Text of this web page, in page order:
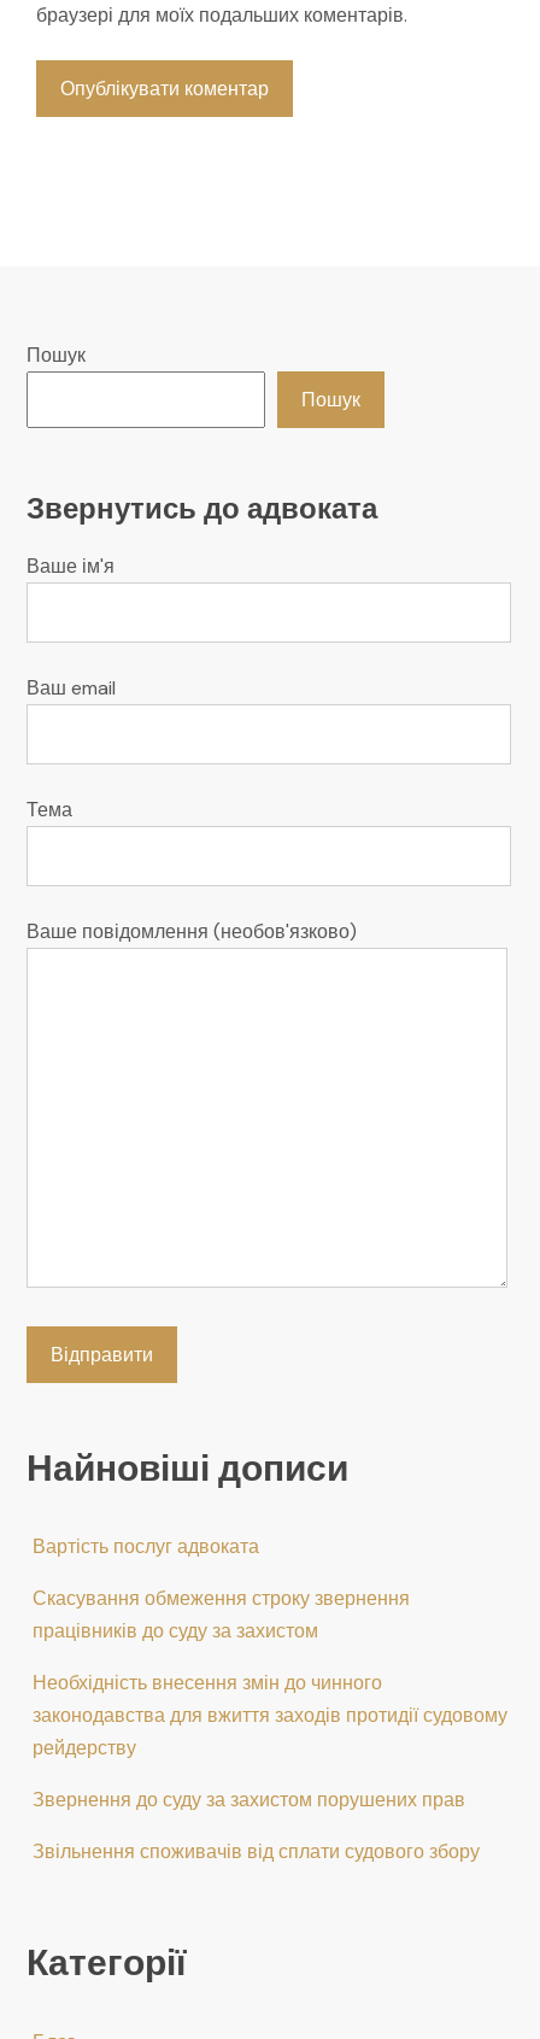
браузері для моїх подальших коментарів.
Пошук
Пошук
Звернутись до адвоката
Ваше ім'я
Ваш email
Тема
Ваше повідомлення (необов'язково)
Найновіші дописи
Вартість послуг адвоката
Скасування обмеження строку звернення
працівників до суду за захистом
Необхідність внесення змін до чинного
законодавства для вжиття заходів протидії судовому
рейдерству
Звернення до суду за захистом порушених прав
Звільнення споживачів від сплати судового збору
Категорії